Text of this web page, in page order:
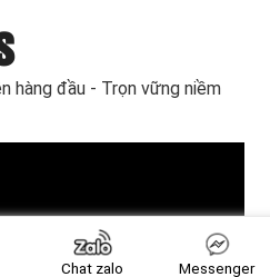
hàng đầu - Trọn vững niềm
Chat zalo Messenger